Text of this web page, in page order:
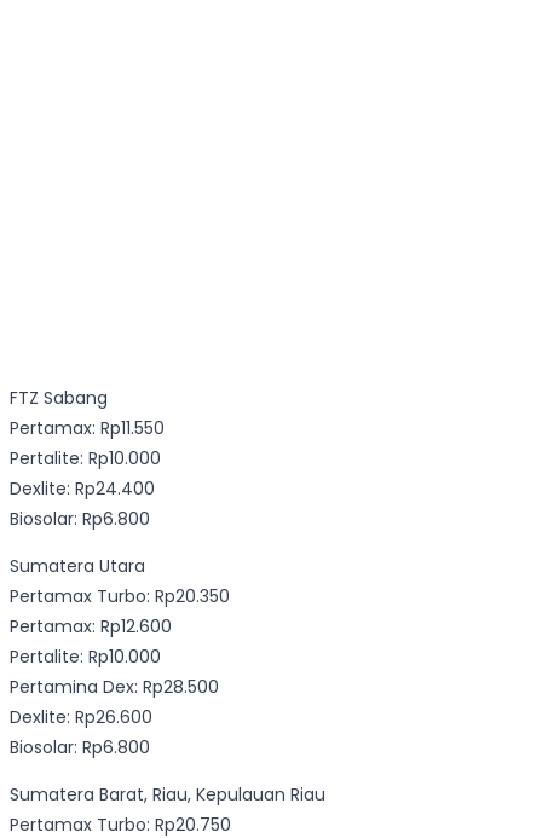
FTZ Sabang
Pertamax: Rp11.550
Pertalite: Rp10.000
Dexlite: Rp24.400
Biosolar: Rp6.800
Sumatera Utara
Pertamax Turbo: Rp20.350
Pertamax: Rp12.600
Pertalite: Rp10.000
Pertamina Dex: Rp28.500
Dexlite: Rp26.600
Biosolar: Rp6.800
Sumatera Barat, Riau, Kepulauan Riau
Pertamax Turbo: Rp20.750